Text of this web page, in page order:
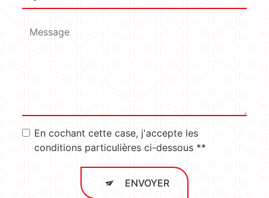
En cochant cette case, j'accepte les
conditions particulières ci-dessous **
ENVOYER